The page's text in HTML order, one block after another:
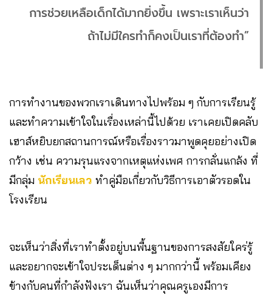
การช่วยเหลือเด็กได้มากยิ่งขึ้น เพราะเราเห็นว่า
ถ้าไม่มีใครทำก็คงเป็นเราที่ต้องทำ”
การทำงานของพวกเราเดินทางไปพร้อม ๆ กับการเรียนรู้
และทำความเข้าใจในเรื่องเหล่านี้ไปด้วย เราเคยเปิดคลับ
เฮาส์หยิบยกสถานการณ์หรือเรื่องราวมาพูดคุยอย่างเปิด
กว้าง เช่น ความรุนแรงจากเหตุแห่งเพศ การกลั่นแกล้ง ที่
มีกลุ่ม นักเรียนเลว ทำคู่มือเกี่ยวกับวิธีการเอาตัวรอดใน
โรงเรียน
จะเห็นว่าสิ่งที่เราทำตั้งอยู่บนพื้นฐานของการสงสัยใคร่รู้
และอยากจะเข้าใจประเด็นต่าง ๆ มากกว่านี้ พร้อมเคียง
ข้างกับคนที่กำลังฟังเรา ฉันเห็นว่าคุณครูเองมีการ